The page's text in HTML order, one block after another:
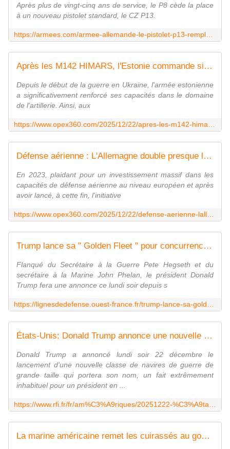
Après plus de vingt-cinq ans de service, le P8 cède la place
à un nouveau pistolet standard, le CZ P13.
Après les M142 HIMARS, l'Estonie commande six lance-roquettes multiples K239 Chunmoo sud-coréens - Zone Militaire
Depuis le début de la guerre en Ukraine, l'armée estonienne
a significativement renforcé ses capacités dans le domaine
de l'artillerie. Ainsi, aux
Défense aérienne : L'Allemagne double presque la mise avec le système israélien Arrow 3 - Zone Militaire
En 2023, plaidant pour un investissement massif dans les
capacités de défense aérienne au niveau européen et après
avoir lancé, à cette fin, l'initiative
Trump lance sa " Golden Fleet " pour concurrences la marine chinoise
Flanqué du Secrétaire à la Guerre Pete Hegseth et du
secrétaire à la Marine John Phelan, le président Donald
Trump fera une annonce ce lundi soir depuis s
États-Unis: Donald Trump annonce une nouvelle classe de navires de guerre portant son nom
Donald Trump a annoncé lundi soir 22 décembre le
lancement d'une nouvelle classe de navires de guerre de
grande taille qui portera son nom, un fait extrêmement
inhabituel pour un président en ...
La marine américaine remet les cuirassés au goût du jour avec les futurs navires de la classe Trump - Zone Militaire